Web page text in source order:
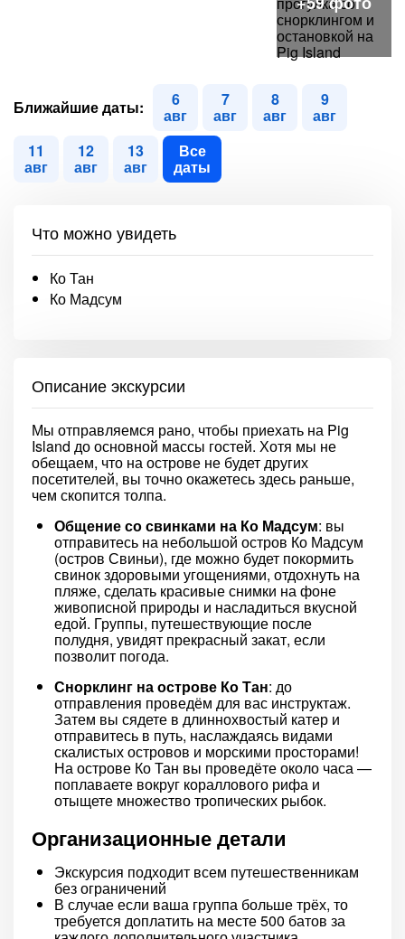
Ближайшие даты: 6
авг
7
авг
8
авг
9
авг
11
авг
12
авг
13
авг
Все
даты
Что можно увидеть
Ко Тан
Ко Мадсум
Описание экскурсии
Мы отправляемся рано, чтобы приехать на Pig
Island до основной массы гостей. Хотя мы не
обещаем, что на острове не будет других
посетителей, вы точно окажетесь здесь раньше,
чем скопится толпа.
Общение со свинками на Ко Мадсум: вы
отправитесь на небольшой остров Ко Мадсум
(остров Свиньи), где можно будет покормить
свинок здоровыми угощениями, отдохнуть на
пляже, сделать красивые снимки на фоне
живописной природы и насладиться вкусной
едой. Группы, путешествующие после
полудня, увидят прекрасный закат, если
позволит погода.
Снорклинг на острове Ко Тан: до
отправления проведём для вас инструктаж.
Затем вы сядете в длиннохвостый катер и
отправитесь в путь, наслаждаясь видами
скалистых островов и морскими просторами!
На острове Ко Тан вы проведёте около часа —
поплаваете вокруг кораллового рифа и
отыщете множество тропических рыбок.
Организационные детали
Экскурсия подходит всем путешественникам
без ограничений
В случае если ваша группа больше трёх, то
требуется доплатить на месте 500 батов за